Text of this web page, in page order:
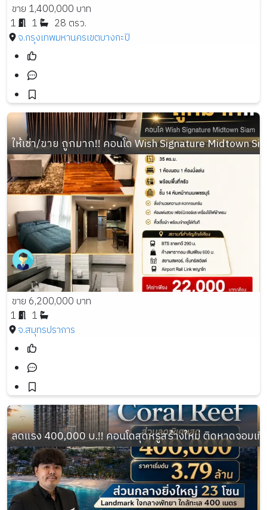
ขาย 1,400,000 บาท
1
1
28 ตรว.
จ.กรุงเทพมหานครเขตบางกะปิ
ให้เช่า/ขาย ถูกมาก!! คอนโด Wish Signature Midtown
ขาย 6,200,000 บาท
1
1
จ.สมุทรปราการ
ลดแรง 400,000 บ.!! คอนโดสุดหรูสร้างใหม่ ติดหาดจอม